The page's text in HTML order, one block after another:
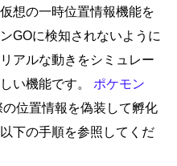
想の一時位置情報機能を
GOに検知されないように
アルな動きをシミュレー
い機能です。 ポケモン
の位置情報を偽装して孵化
下の手順を参照してくだ